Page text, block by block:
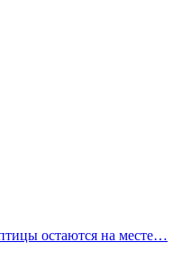
остаются на месте…